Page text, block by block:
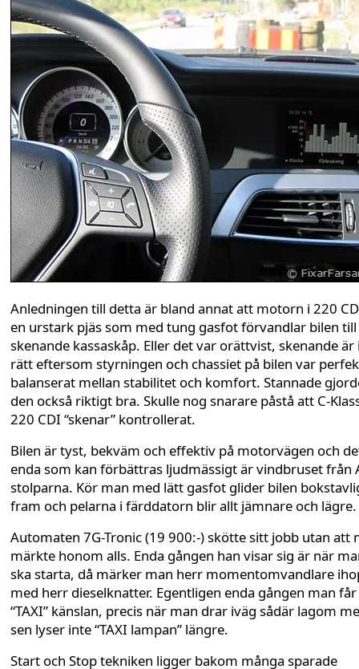
Anledningen till detta är bland annat att motorn i 220
en urstark pjäs som med tung gasfot förvandlar bilen
skenande kassaskåp. Eller det var orättvist, skenande är
rätt eftersom styrningen och chassiet på bilen var
balanserat mellan stabilitet och komfort. Stannade
den också riktigt bra. Skulle nog snarare påstå att C-
220 CDI “skenar” kontrollerat.
Bilen är tyst, bekväm och effektiv på motorvägen och
enda som kan förbättras ljudmässigt är vindbruset från
stolparna. Kör man med lätt gasfot glider bilen
fram och pelarna i färddatorn blir allt jämnare och lägre.
Automaten 7G-Tronic (19 900:-) skötte sitt jobb utan att
märkte honom alls. Enda gången han visar sig är när
ska starta, då märker man herr momentomvandlare
med herr dieselknatter. Egentligen enda gången man får
“TAXI” känslan, precis när man drar iväg sådär lagom
sen lyser inte “TAXI lampan” längre.
Start och Stop tekniken ligger bakom många sparade